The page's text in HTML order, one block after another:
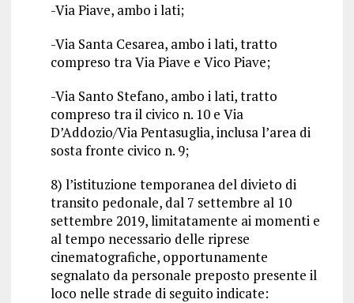
-Via Piave, ambo i lati;
-Via Santa Cesarea, ambo i lati, tratto
compreso tra Via Piave e Vico Piave;
-Via Santo Stefano, ambo i lati, tratto
compreso tra il civico n. 10 e Via
D’Addozio/Via Pentasuglia, inclusa l’area di
sosta fronte civico n. 9;
8) l’istituzione temporanea del divieto di
transito pedonale, dal 7 settembre al 10
settembre 2019, limitatamente ai momenti e
al tempo necessario delle riprese
cinematografiche, opportunamente
segnalato da personale preposto presente il
loco nelle strade di seguito indicate: